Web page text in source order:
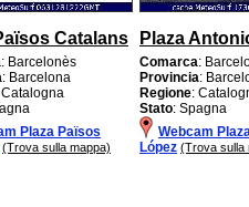
Catalans
: Barcelonès
: Barcelona
Catalogna
Plaza Països
(Trova sulla mappa)
Plaza
Comarca:
Provincia:
Regione:
Stato: Spagna
Webcam
López (Trova sulla